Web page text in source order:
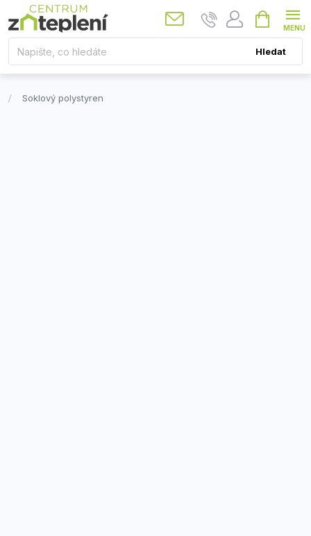
na
obsah
Hledat
Nákupní
košík
Soklový polystyren